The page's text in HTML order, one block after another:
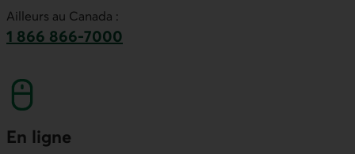
Ailleurs au Canada :
1 866 866-7000
En ligne